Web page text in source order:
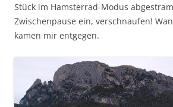
Stück im Hamsterrad-Modus
Zwischenpause ein, verschnaufen!
kamen mir entgegen.